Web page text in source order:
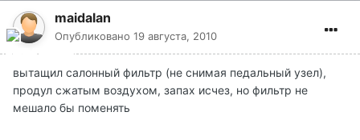
maidalan
Опубликовано 19 августа, 2010
вытащил салонный фильтр (не снимая педальный узел),
продул сжатым воздухом, запах исчез, но фильтр не
мешало бы поменять